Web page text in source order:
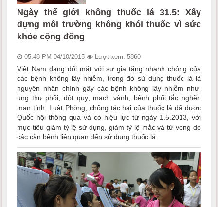
Ngày thế giới không thuốc lá 31.5: Xây
dựng môi trường không khói thuốc vì sức
khỏe cộng đồng
05:48 PM 04/10/2015 Lượt xem: 5860
Việt Nam đang đối mặt với sự gia tăng nhanh chóng của
các bệnh không lây nhiễm, trong đó sử dụng thuốc lá là
nguyên nhân chính gây các bệnh không lây nhiễm như:
ung thư phổi, đột quỵ, mạch vành, bệnh phổi tắc nghẽn
mạn tính. Luật Phòng, chống tác hại của thuốc lá đã được
Quốc hội thông qua và có hiệu lực từ ngày 1.5.2013, với
mục tiêu giảm tỷ lệ sử dụng, giảm tỷ lệ mắc và tử vong do
các căn bệnh liên quan đến sử dụng thuốc lá.